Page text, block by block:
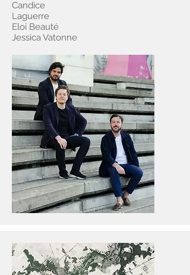
Candice
Laguerre
Eloi Beauté
Jessica Vatonne